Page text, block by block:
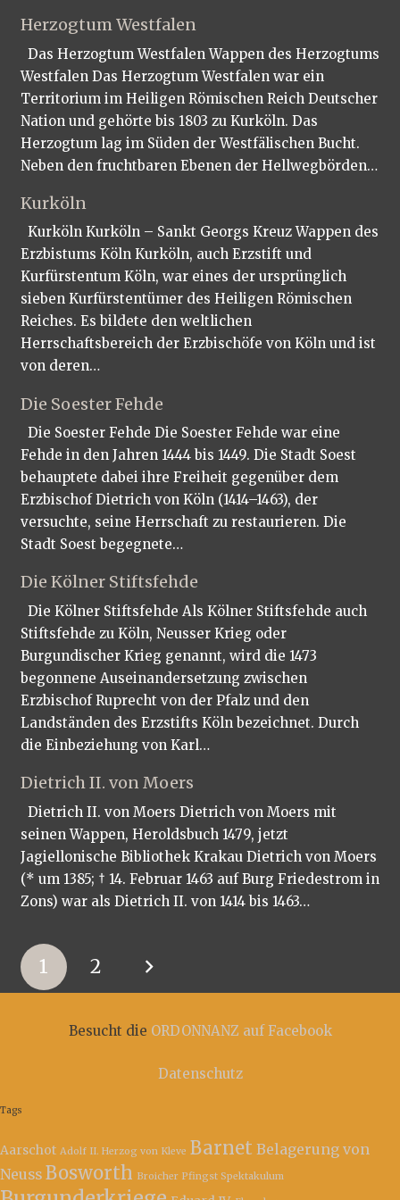
Herzogtum Westfalen
Das Herzogtum Westfalen Wappen des Herzogtums
Westfalen Das Herzogtum Westfalen war ein
Territorium im Heiligen Römischen Reich Deutscher
Nation und gehörte bis 1803 zu Kurköln. Das
Herzogtum lag im Süden der Westfälischen Bucht.
Neben den fruchtbaren Ebenen der Hellwegbörden…
Kurköln
Kurköln Kurköln – Sankt Georgs Kreuz Wappen des
Erzbistums Köln Kurköln, auch Erzstift und
Kurfürstentum Köln, war eines der ursprünglich
sieben Kurfürstentümer des Heiligen Römischen
Reiches. Es bildete den weltlichen
Herrschaftsbereich der Erzbischöfe von Köln und ist
von deren…
Die Soester Fehde
Die Soester Fehde Die Soester Fehde war eine
Fehde in den Jahren 1444 bis 1449. Die Stadt Soest
behauptete dabei ihre Freiheit gegenüber dem
Erzbischof Dietrich von Köln (1414–1463), der
versuchte, seine Herrschaft zu restaurieren. Die
Stadt Soest begegnete…
Die Kölner Stiftsfehde
Die Kölner Stiftsfehde Als Kölner Stiftsfehde auch
Stiftsfehde zu Köln, Neusser Krieg oder
Burgundischer Krieg genannt, wird die 1473
begonnene Auseinandersetzung zwischen
Erzbischof Ruprecht von der Pfalz und den
Landständen des Erzstifts Köln bezeichnet. Durch
die Einbeziehung von Karl…
Dietrich II. von Moers
Dietrich II. von Moers Dietrich von Moers mit
seinen Wappen, Heroldsbuch 1479, jetzt
Jagiellonische Bibliothek Krakau Dietrich von Moers
(* um 1385; † 14. Februar 1463 auf Burg Friedestrom in
Zons) war als Dietrich II. von 1414 bis 1463…
1 2
Besucht die ORDONNANZ auf Facebook
Datenschutz
Tags
Aarschot Adolf II. Herzog von Kleve Barnet Belagerung von
Neuss Bosworth Broicher Pfingst Spektakulum